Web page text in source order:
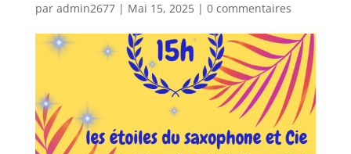
par admin2677| Mai 15, 2025| 0 commentaires